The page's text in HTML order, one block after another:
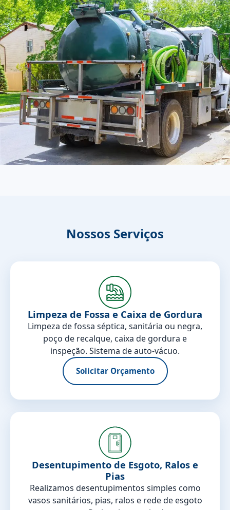
Nossos Serviços
Limpeza de Fossa e Caixa de Gordura
Limpeza de fossa séptica, sanitária ou negra,
poço de recalque, caixa de gordura e
inspeção. Sistema de auto-vácuo.
Solicitar Orçamento
Desentupimento de Esgoto, Ralos e
Pias
Realizamos desentupimentos simples como
vasos sanitários, pias, ralos e rede de esgoto